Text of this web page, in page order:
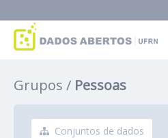
Grupos
Sobre
Grupos Pessoas
Conjuntos de dados